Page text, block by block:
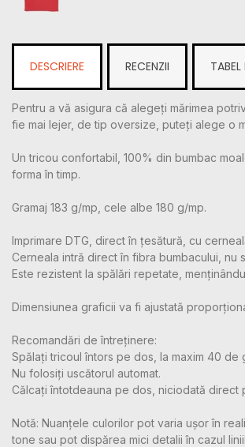
DESCRIERE RECENZII
Pentru a vă asigura că alegeți mărimea
fie mai lejer, de tip oversize, puteți alege o
Un tricou confortabil, 100% din bumbac
forma în timp.
Gramaj 183 g/mp, cele albe 180 g/mp.
Imprimare DTG, direct în țesătură, cu
Cerneala intră direct în fibra bumbacului, nu
Este rezistent la spălări repetate,
Dimensiunea graficii va fi ajustată
Recomandări de întreținere:
Spălați tricoul întors pe dos, la maxim 40 de
Nu folosiți uscătorul automat.
Călcați întotdeauna pe dos, niciodată direct
Notă: Nuanțele culorilor pot varia ușor în
tone sau pot dispărea mici detalii în cazul